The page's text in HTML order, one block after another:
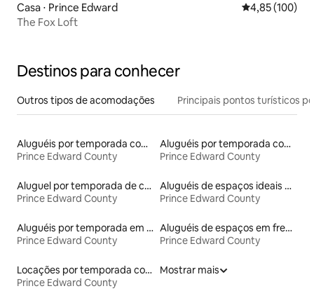
Casa ⋅ Prince Edward 4,85 de uma
4,85 (100)
The Fox Loft
Destinos para conhecer
Outros tipos de acomodações Principais pontos turísticos
Aluguéis por temporada com banheira de hidromassagem
Prince Edward County
Aluguéis por temporada com suítes privativas
Prince Edward County
Aluguel por temporada de casas de hóspedes
Prince Edward County
Aluguéis de espaços ideais para famílias
Prince Edward County
Aluguéis por temporada em hotéis-fazenda
Prince Edward County
Aluguéis de espaços em frente à praia
Prince Edward County
Locações por temporada com piscina
Prince Edward County
Mostrar mais